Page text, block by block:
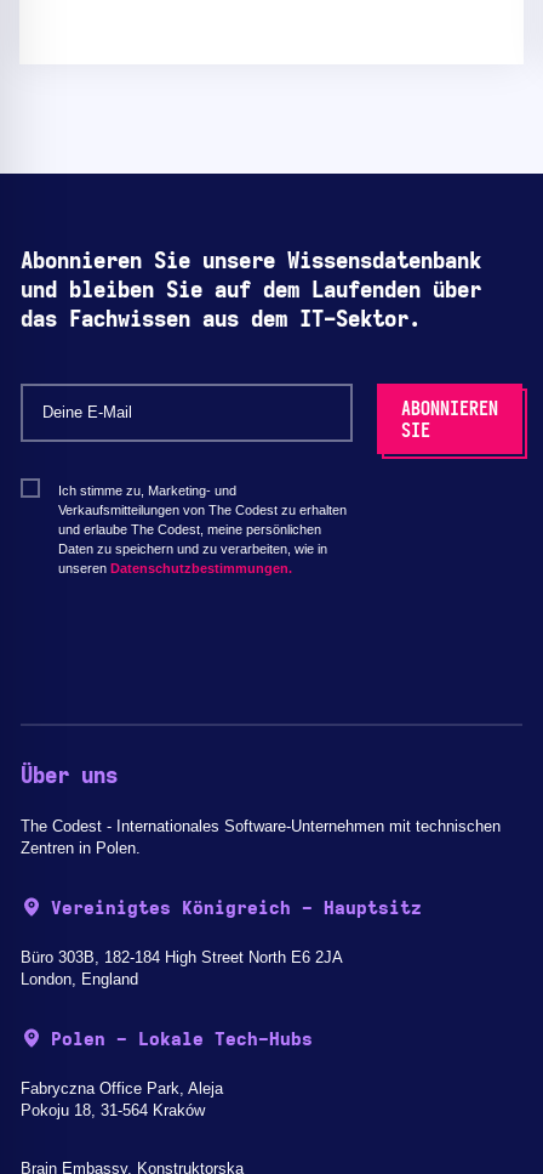
Abonnieren Sie unsere Wissensdatenbank
und bleiben Sie auf dem Laufenden über
das Fachwissen aus dem IT-Sektor.
Ich stimme zu, Marketing- und
Verkaufsmitteilungen von The Codest zu erhalten
und erlaube The Codest, meine persönlichen
Daten zu speichern und zu verarbeiten, wie in
unseren Datenschutzbestimmungen.
Über uns
The Codest - Internationales Software-Unternehmen mit technischen
Zentren in Polen.
Vereinigtes Königreich - Hauptsitz
Büro 303B, 182-184 High Street North E6 2JA
London, England
Polen - Lokale Tech-Hubs
Fabryczna Office Park, Aleja
Pokoju 18, 31-564 Kraków
Brain Embassy, Konstruktorska